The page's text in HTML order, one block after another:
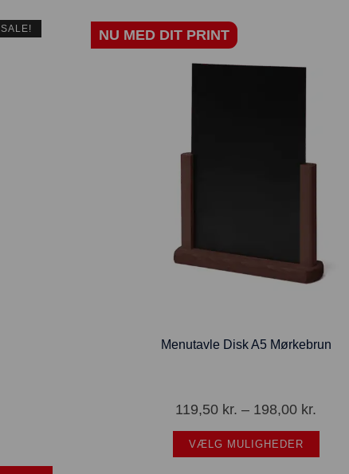
SALE! NU MED DIT PRINT
Menutavle Disk A5 Mørkebrun
119,50 kr. – 198,00 kr.
VÆLG MULIGHEDER